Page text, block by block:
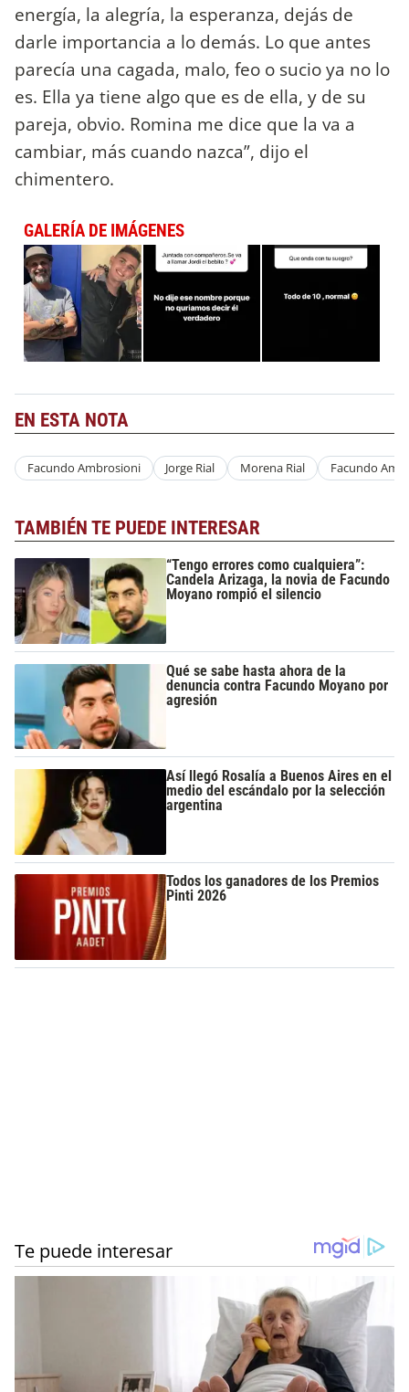
energía, la alegría, la esperanza, dejás de
darle importancia a lo demás. Lo que antes
parecía una cagada, malo, feo o sucio ya no lo
es. Ella ya tiene algo que es de ella, y de su
pareja, obvio. Romina me dice que la va a
cambiar, más cuando nazca”, dijo el
chimentero.
GALERÍA DE IMÁGENES
EN ESTA NOTA
Facundo Ambrosioni Jorge Rial Morena Rial Facundo
TAMBIÉN TE PUEDE INTERESAR
“Tengo errores como cualquiera”:
Candela Arizaga, la novia de Facundo
Moyano rompió el silencio
Qué se sabe hasta ahora de la
denuncia contra Facundo Moyano por
agresión
Así llegó Rosalía a Buenos Aires en el
medio del escándalo por la selección
argentina
Todos los ganadores de los Premios
Pinti 2026